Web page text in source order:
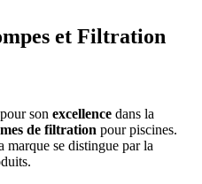
et Filtration
son excellence dans la
de filtration pour piscines.
marque se distingue par la